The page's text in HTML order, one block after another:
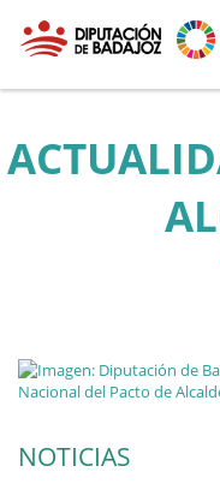
NOTICIAS